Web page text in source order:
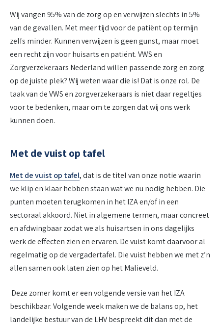
Wij vangen 95% van de zorg op en verwijzen slechts in 5%
van de gevallen. Met meer tijd voor de patiënt op termijn
zelfs minder. Kunnen verwijzen is geen gunst, maar moet
een recht zijn voor huisarts en patiënt. VWS en
Zorgverzekeraars Nederland willen passende zorg en zorg
op de juiste plek? Wij weten waar die is! Dat is onze rol. De
taak van de VWS en zorgverzekeraars is niet daar regeltjes
voor te bedenken, maar om te zorgen dat wij ons werk
kunnen doen.
Met de vuist op tafel
Met de vuist op tafel, dat is de titel van onze notie waarin
we klip en klaar hebben staan wat we nu nodig hebben. Die
punten moeten terugkomen in het IZA en/of in een
sectoraal akkoord. Niet in algemene termen, maar concreet
en afdwingbaar zodat we als huisartsen in ons dagelijks
werk de effecten zien en ervaren. De vuist komt daarvoor al
regelmatig op de vergadertafel. Die vuist hebben we met z’n
allen samen ook laten zien op het Malieveld.
Deze zomer komt er een volgende versie van het IZA
beschikbaar. Volgende week maken we de balans op, het
landelijke bestuur van de LHV bespreekt dit dan met de